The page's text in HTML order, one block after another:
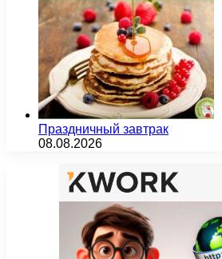
Праздничный завтрак
08.08.2026